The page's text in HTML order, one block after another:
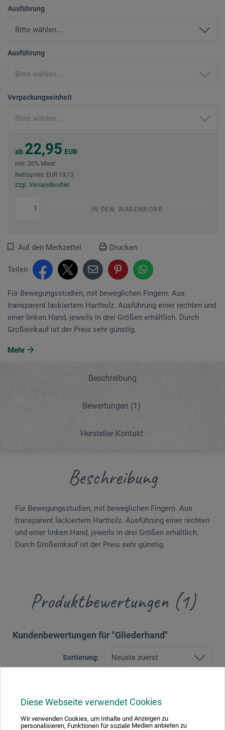
Diese Webseite verwendet Cookies
Wir verwenden Cookies, um Inhalte und Anzeigen zu
personalisieren, Funktionen für soziale Medien anbieten zu
Ausführung
Ausführung
Verpackungseinheit
ab 22,95 EUR
inkl. 20% Mwst
Nettopreis: EUR 19,13
zzgl. Versandkosten
IN DEN WARENKORB
Auf den Merkzettel Drucken
Teilen
Für Bewegungsstudien, mit beweglichen Fingern. Aus
transparent lackiertem Hartholz. Ausführung einer rechten und
einer linken Hand, jeweils in drei Größen erhältlich. Durch
Großeinkauf ist der Preis sehr günstig.
Mehr
Beschreibung
Bewertungen (1)
Hersteller-Kontakt
Beschreibung
Für Bewegungsstudien, mit beweglichen Fingern. Aus
transparent lackiertem Hartholz. Ausführung einer rechten
und einer linken Hand, jeweils in drei Größen erhältlich.
Durch Großeinkauf ist der Preis sehr günstig.
Produktbewertungen (1)
Kundenbewertungen für "Gliederhand"
Sortierung:
4 Sterne
3 Sterne